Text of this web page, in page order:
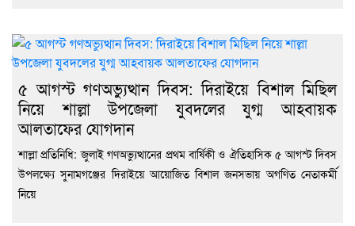
৫ আগস্ট গণঅভ্যুত্থান দিবস: দিরাইয়ে বিশাল মিছিল
নিয়ে শাল্লা উপজেলা যুবদলের যুগ্ম আহবায়ক
আলতাফের যোগদান
শাল্লা প্রতিনিধি: জুলাই গণঅভ্যুত্থানের প্রথম বার্ষিকী ও ঐতিহাসিক ৫ আগস্ট দিবস
উপলক্ষ্যে সুনামগঞ্জের দিরাইয়ে আয়োজিত বিশাল জনসভায় অগণিত নেতাকর্মী
নিয়ে